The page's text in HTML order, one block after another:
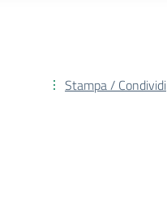
Stampa / Condividi